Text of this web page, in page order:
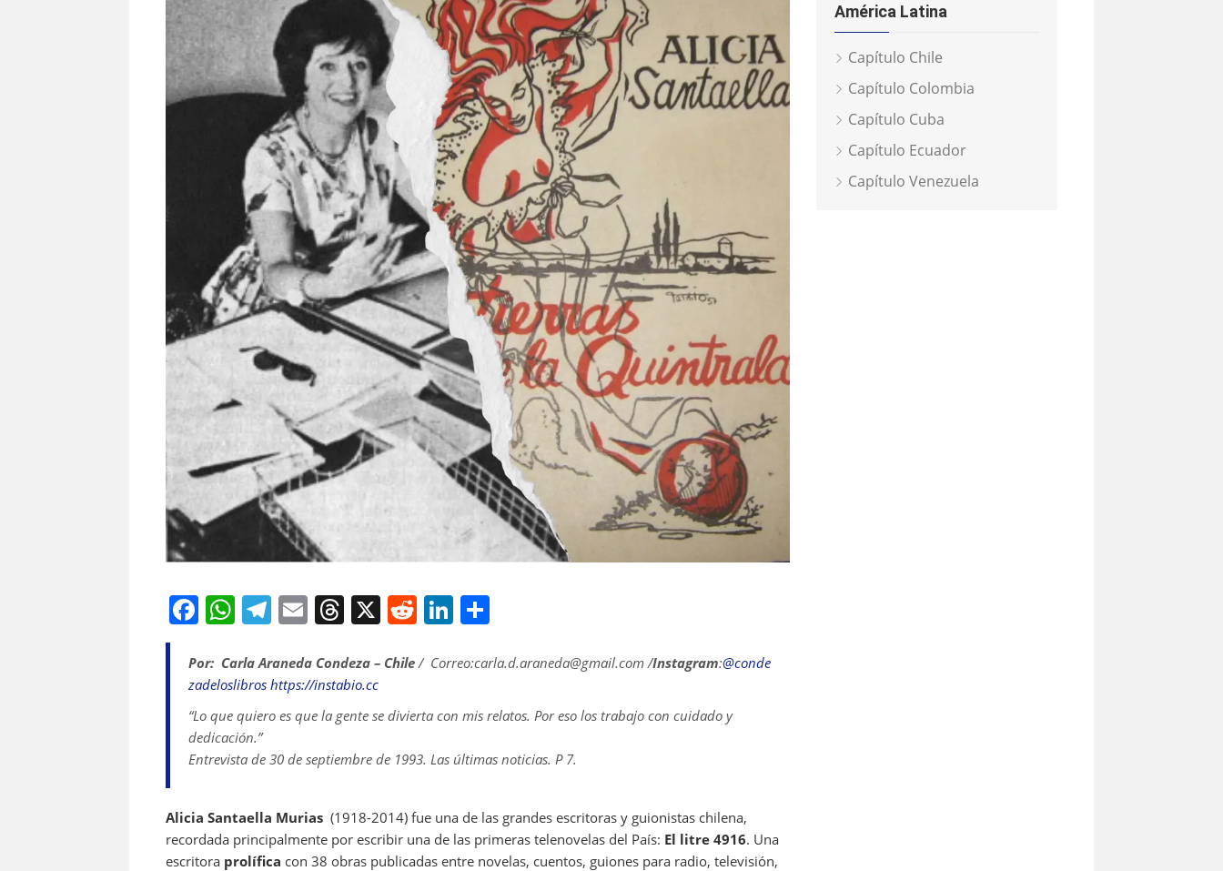
F
c
e
b
o
k
W
at
s
A
p
T
e
gr
a
m
E
ai
l
T
re
a
d
s
X R
d
t
Li
k
dI
n
ar
Por: Carla Araneda Condeza – Chile/ Correo:carla.d.araneda@gmail.com /Instagram:@conde
zadeloslibros https://instabio.cc
“Lo que quiero es que la gente se divierta con mis relatos. Por eso los trabajo con cuidado y
dedicación.”
Entrevista de 30 de septiembre de 1993. Las últimas noticias. P 7.
Alicia Santaella Murias (1918-2014) fue una de las grandes escritoras y guionistas chilena,
recordada principalmente por escribir una de las primeras telenovelas del País: El litre 4916. Una
escritora prolífica con 38 obras publicadas entre novelas, cuentos, guiones para radio, televisión,
América Latina
Capítulo Chile
Capítulo Colombia
Capítulo Cuba
Capítulo Ecuador
Capítulo Venezuela